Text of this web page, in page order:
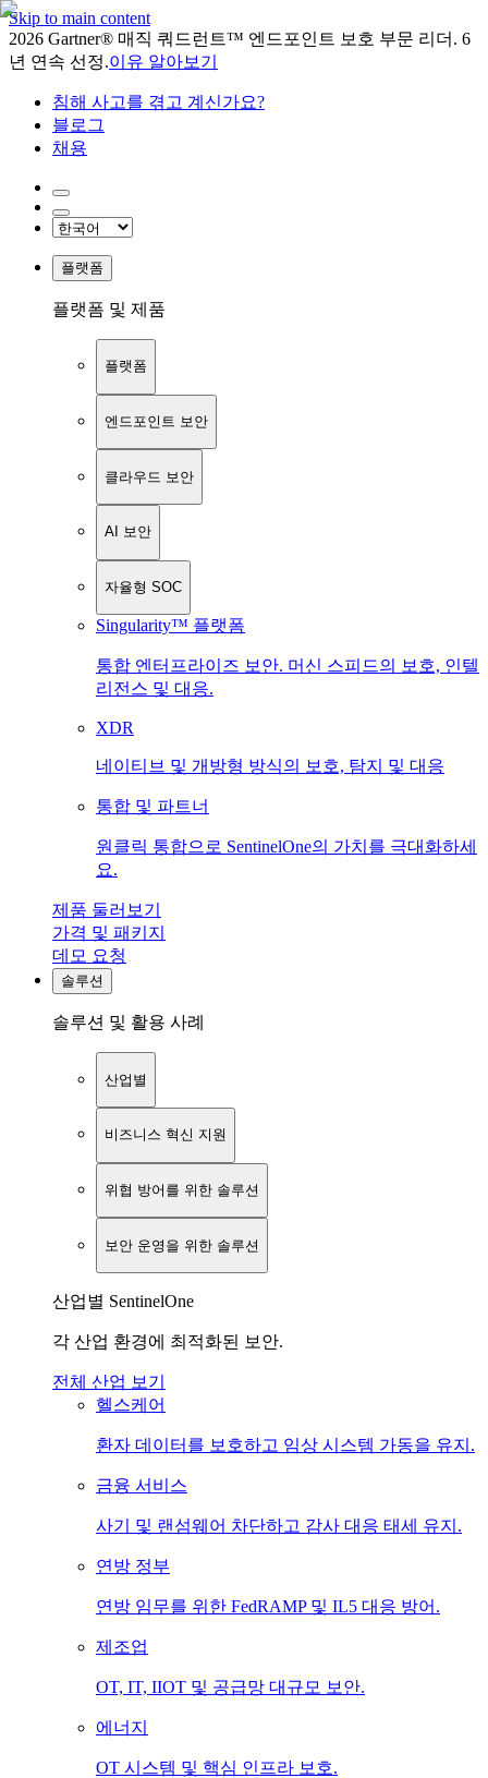
Skip to main content
2026 Gartner® 매직 쿼드런트™ 엔드포인트 보호 부문 리더. 6
년 연속 선정.이유 알아보기
침해 사고를 겪고 계신가요?
블로그
채용
플랫폼
플랫폼 및 제품
플랫폼
엔드포인트 보안
클라우드 보안
AI 보안
자율형 SOC
Singularity™ 플랫폼
통합 엔터프라이즈 보안. 머신 스피드의 보호, 인텔
리전스 및 대응.
XDR
네이티브 및 개방형 방식의 보호, 탐지 및 대응
통합 및 파트너
원클릭 통합으로 SentinelOne의 가치를 극대화하세
요.
제품 둘러보기
가격 및 패키지
데모 요청
솔루션
솔루션 및 활용 사례
산업별
비즈니스 혁신 지원
위협 방어를 위한 솔루션
보안 운영을 위한 솔루션
산업별 SentinelOne
각 산업 환경에 최적화된 보안.
전체 산업 보기
헬스케어
환자 데이터를 보호하고 임상 시스템 가동을 유지.
금융 서비스
사기 및 랜섬웨어 차단하고 감사 대응 태세 유지.
연방 정부
연방 임무를 위한 FedRAMP 및 IL5 대응 방어.
제조업
OT, IT, IIOT 및 공급망 대규모 보안.
에너지
OT 시스템 및 핵심 인프라 보호.